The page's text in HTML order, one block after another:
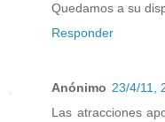
Quedamos a su
Responder
Anónimo 23/4/11,
Las atracciones